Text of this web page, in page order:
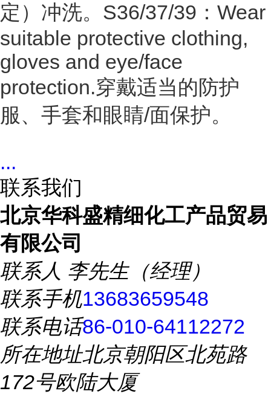
定）冲洗。S36/37/39：Wear
suitable protective clothing,
gloves and eye/face
protection.穿戴适当的防护
服、手套和眼睛/面保护。
...
联系我们
北京华科盛精细化工产品贸易
有限公司
联系人 李先生（经理）
联系手机13683659548
联系电话86-010-64112272
所在地址北京朝阳区北苑路
172号欧陆大厦